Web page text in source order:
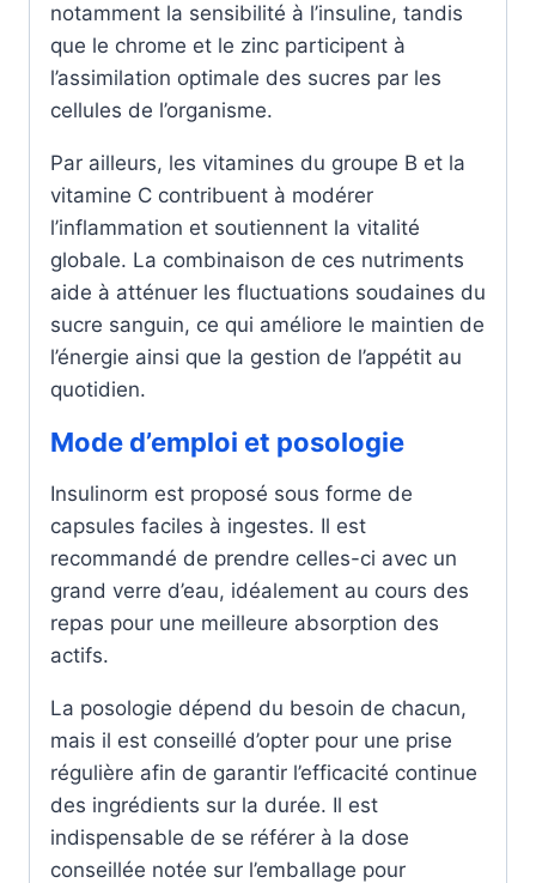
notamment la sensibilité à l’insuline, tandis
que le chrome et le zinc participent à
l’assimilation optimale des sucres par les
cellules de l’organisme.
Par ailleurs, les vitamines du groupe B et la
vitamine C contribuent à modérer
l’inflammation et soutiennent la vitalité
globale. La combinaison de ces nutriments
aide à atténuer les fluctuations soudaines du
sucre sanguin, ce qui améliore le maintien de
l’énergie ainsi que la gestion de l’appétit au
quotidien.
Mode d’emploi et posologie
Insulinorm est proposé sous forme de
capsules faciles à ingestes. Il est
recommandé de prendre celles-ci avec un
grand verre d’eau, idéalement au cours des
repas pour une meilleure absorption des
actifs.
La posologie dépend du besoin de chacun,
mais il est conseillé d’opter pour une prise
régulière afin de garantir l’efficacité continue
des ingrédients sur la durée. Il est
indispensable de se référer à la dose
conseillée notée sur l’emballage pour